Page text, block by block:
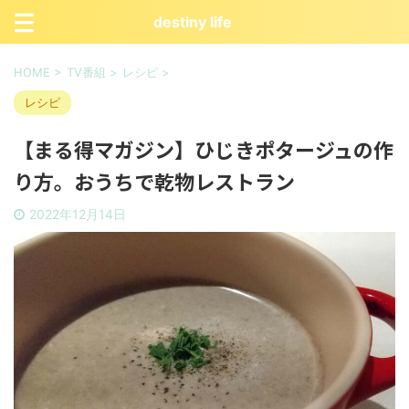
destiny life
HOME > TV番組 > レシピ >
レシピ
【まる得マガジン】ひじきポタージュの作
り方。おうちで乾物レストラン
2022年12月14日